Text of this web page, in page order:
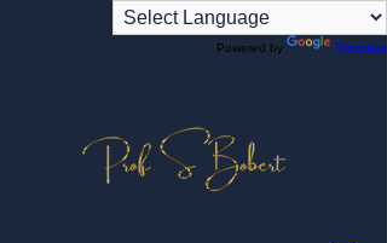
Powered by Translate